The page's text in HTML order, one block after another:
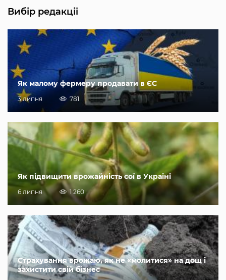
Вибір редакції
Як малому фермеру продавати в ЄС
3 липня 781
Як підвищити врожайність сої в Україні
6 липня 1 260
Страхування врожаю, як не «молитися» на дощ і
захистити свій бізнес